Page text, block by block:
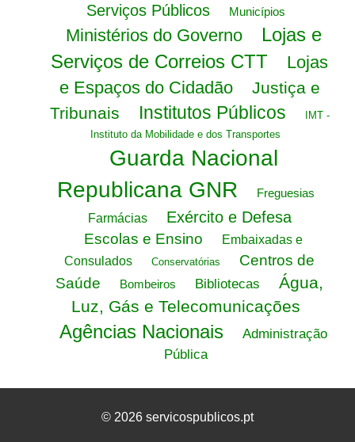
Serviços Públicos
Municípios
Ministérios do Governo
Lojas e
Serviços de Correios CTT
Lojas
e Espaços do Cidadão
Justiça e
Tribunais
Institutos Públicos
IMT -
Instituto da Mobilidade e dos Transportes
Guarda Nacional
Republicana GNR
Freguesias
Farmácias
Exército e Defesa
Escolas e Ensino
Embaixadas e
Consulados
Conservatórias
Centros de
Saúde
Bombeiros Bibliotecas
Água,
Luz, Gás e Telecomunicações
Agências Nacionais
Administração
Pública
© 2026 servicospublicos.pt